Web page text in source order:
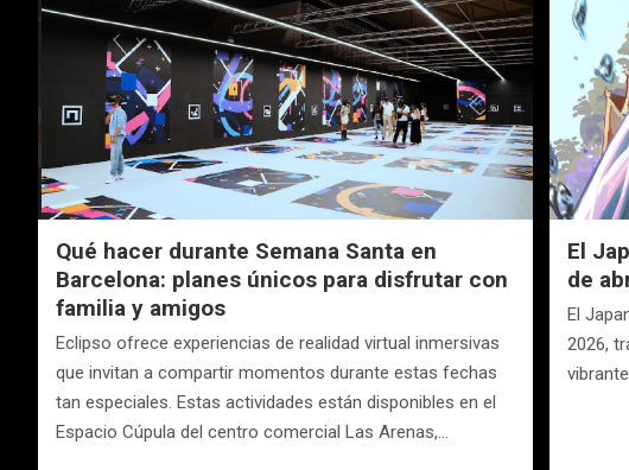
Qué hacer durante Semana Santa en
Barcelona: planes únicos para disfrutar con
familia y amigos
Eclipso ofrece experiencias de realidad virtual inmersivas
que invitan a compartir momentos durante estas fechas
tan especiales. Estas actividades están disponibles en el
Espacio Cúpula del centro comercial Las Arenas,…
El
de
El
2026,